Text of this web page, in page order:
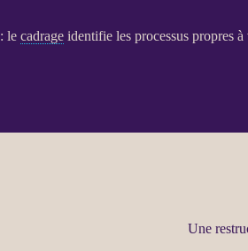
: lecadrage identifie lesprocessus propres
Une